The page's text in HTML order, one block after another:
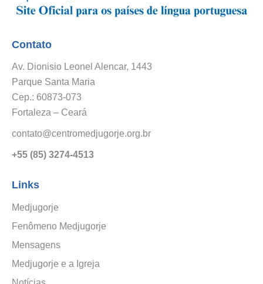
Contato
Av. Dionisio Leonel Alencar, 1443
Parque Santa Maria
Cep.: 60873-073
Fortaleza – Ceará
contato@centromedjugorje.org.br
+55 (85) 3274-4513
Links
Medjugorje
Fenômeno Medjugorje
Mensagens
Medjugorje e a Igreja